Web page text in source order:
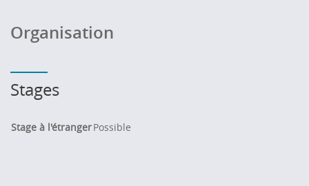
Organisation
Stages
Stage à l'étrangerPossible